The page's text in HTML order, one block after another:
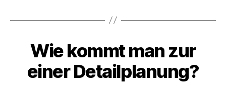
Wie kommt man zur
einer Detailplanung?